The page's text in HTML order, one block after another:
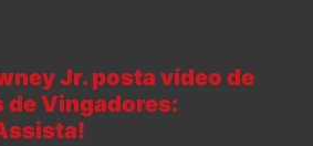
Jr. posta vídeo de
de Vingadores: